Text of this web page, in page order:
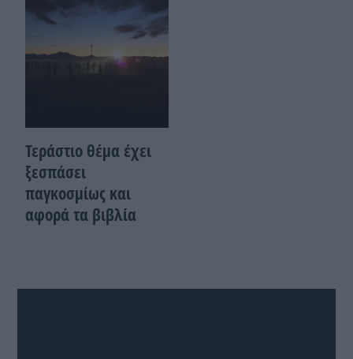
Τεράστιο θέμα έχει
ξεσπάσει
παγκοσμίως και
αφορά τα βιβλία